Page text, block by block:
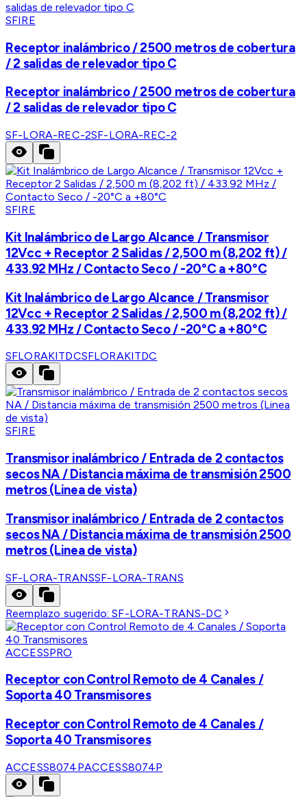
SFIRE
Receptor inalámbrico / 2500 metros de cobertura
/ 2 salidas de relevador tipo C
Receptor inalámbrico / 2500 metros de cobertura
/ 2 salidas de relevador tipo C
SF-LORA-REC-2SF-LORA-REC-2
SFIRE
Kit Inalámbrico de Largo Alcance / Transmisor
12Vcc + Receptor 2 Salidas / 2,500 m (8,202 ft) /
433.92 MHz / Contacto Seco / -20°C a +80°C
Kit Inalámbrico de Largo Alcance / Transmisor
12Vcc + Receptor 2 Salidas / 2,500 m (8,202 ft) /
433.92 MHz / Contacto Seco / -20°C a +80°C
SFLORAKITDCSFLORAKITDC
SFIRE
Transmisor inalámbrico / Entrada de 2 contactos
secos NA / Distancia máxima de transmisión 2500
metros (Linea de vista)
Transmisor inalámbrico / Entrada de 2 contactos
secos NA / Distancia máxima de transmisión 2500
metros (Linea de vista)
SF-LORA-TRANSSF-LORA-TRANS
Reemplazo sugerido:SF-LORA-TRANS-DC
ACCESSPRO
Receptor con Control Remoto de 4 Canales /
Soporta 40 Transmisores
Receptor con Control Remoto de 4 Canales /
Soporta 40 Transmisores
ACCESS8074PACCESS8074P